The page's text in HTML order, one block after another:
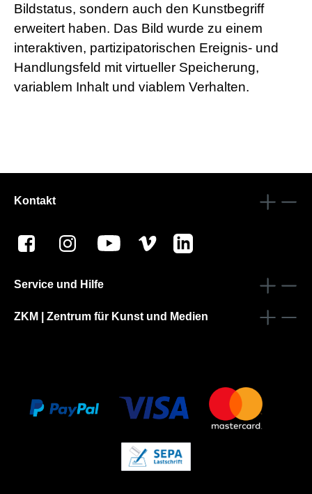
Bildstatus, sondern auch den Kunstbegriff
erweitert haben. Das Bild wurde zu einem
interaktiven, partizipatorischen Ereignis- und
Handlungsfeld mit virtueller Speicherung,
variablem Inhalt und viablem Verhalten.
Kontakt
Service und Hilfe
ZKM | Zentrum für Kunst und Medien